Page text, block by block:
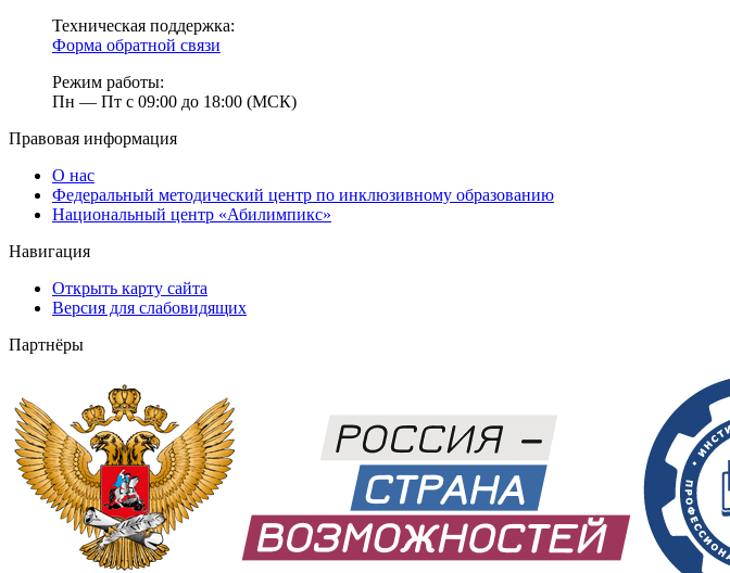
Техническая поддержка:
Форма обратной связи
Режим работы:
Пн — Пт с 09:00 до 18:00 (МСК)
Правовая информация
О нас
Федеральный методический центр по инклюзивному образованию
Национальный центр «Абилимпикс»
Навигация
Открыть карту сайта
Версия для слабовидящих
Партнёры